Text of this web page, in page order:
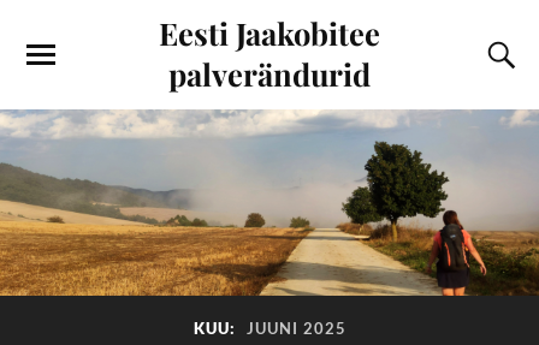
Eesti Jaakobitee
palverändurid
KUU: JUUNI 2025